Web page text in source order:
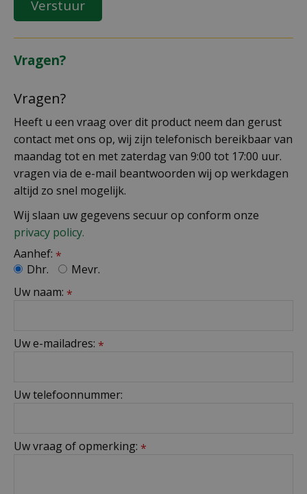
Vragen?
Vragen?
Heeft u een vraag over dit product neem dan gerust
contact met ons op, wij zijn telefonisch bereikbaar van
maandag tot en met zaterdag van 9:00 tot 17:00 uur.
vragen via de e-mail beantwoorden wij op werkdagen
altijd zo snel mogelijk.
Wij slaan uw gegevens secuur op conform onze
privacy policy.
Aanhef: *
Dhr.
Mevr.
Uw naam: *
Uw e-mailadres: *
Uw telefoonnummer:
Uw vraag of opmerking: *